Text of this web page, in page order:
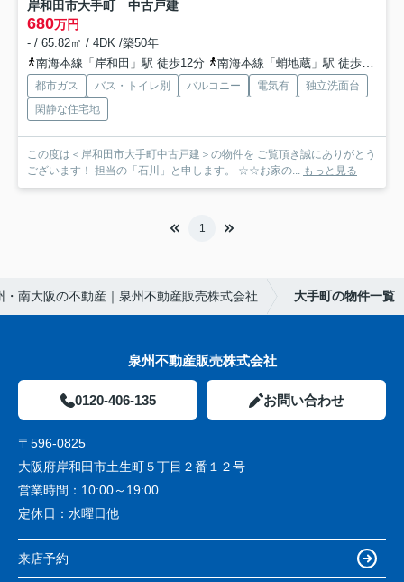
岸和田市大手町 中古戸建
680万円
- / 65.82㎡ / 4DK /築50年
南海本線「岸和田」駅 徒歩12分
南海本線「蛸地蔵」駅 徒歩15分
都市ガス バス・トイレ別 バルコニー 電気有
独立洗面台
閑静な住宅地
この度は＜岸和田市大手町中古戸建＞の物件を ご覧頂き誠にありがとう
ございます！ 担当の「石川」と申します。 ☆☆お家の... もっと見る
1
・南大阪の不動産｜泉州不動産販売株式会社 大手町の物件一覧
泉州不動産販売株式会社
0120-406-135 お問い合わせ
〒596-0825
大阪府岸和田市土生町５丁目２番１２号
営業時間： 10:00～19:00
定休日： 水曜日他
来店予約